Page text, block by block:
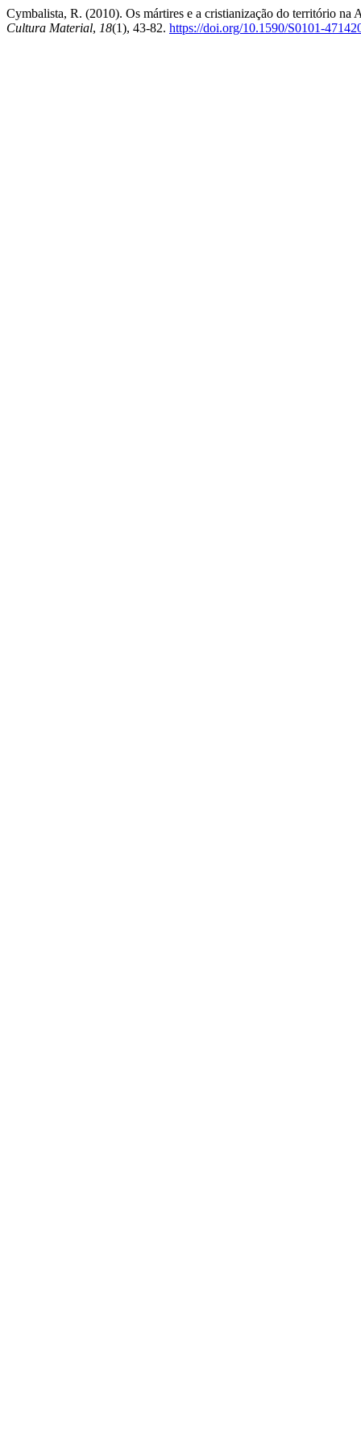
Cymbalista, R. (2010). Os mártires e a cristianização do território
Cultura Material, 18(1), 43-82. https://doi.org/10.1590/S0101-